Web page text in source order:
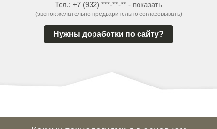
Тел.: +7 (932) ***-**-** - показать
(звонок желательно предварительно согласовывать)
Нужны доработки по сайту?